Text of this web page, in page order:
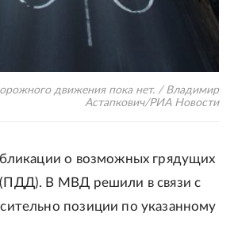
движения пока нет. / Владимир
Астапкович/РИА Новости
о возможных грядущих
В МВД решили в связи с
позиции по указанному